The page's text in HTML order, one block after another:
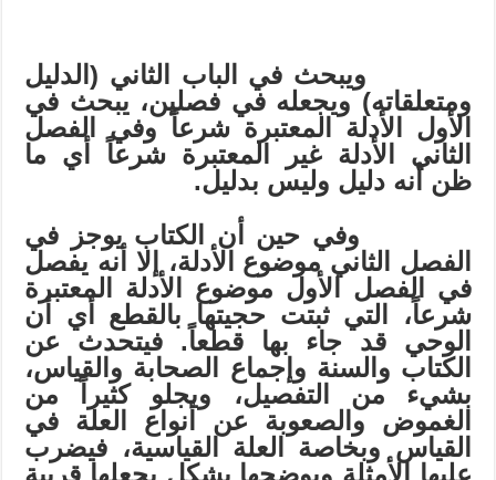
ويبحث في الباب الثاني (الدليل
ومتعلقاته) ويجعله في فصلين، يبحث في
الأول الأدلة المعتبرة شرعاً وفي الفصل
الثاني الأدلة غير المعتبرة شرعاً أي ما
ظن أنه دليل وليس بدليل.
وفي حين أن الكتاب يوجز في
الفصل الثاني موضوع الأدلة، إلا أنه يفصل
في الفصل الأول موضوع الأدلة المعتبرة
شرعاً، التي ثبتت حجيتها بالقطع أي أن
الوحي قد جاء بها قطعاً. فيتحدث عن
الكتاب والسنة وإجماع الصحابة والقياس،
بشيء من التفصيل، ويجلو كثيراً من
الغموض والصعوبة عن أنواع العلة في
القياس وبخاصة العلة القياسية، فيضرب
عليها الأمثلة ويوضحها بشكل يجعلها قريبة